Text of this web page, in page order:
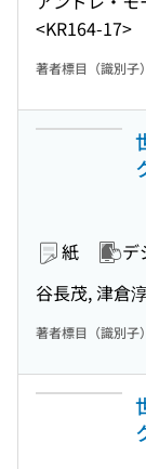
<KR164-17>
著者標目（識別子）
紙 デ
谷長茂, 津倉
著者標目（識別子）